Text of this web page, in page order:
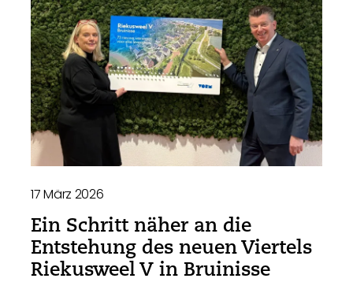
17 März 2026
Ein Schritt näher an die
Entstehung des neuen Viertels
Riekusweel V in Bruinisse